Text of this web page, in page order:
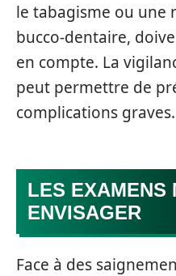
le tabagisme ou une
bucco-dentaire,
en compte. La
peut permettre de
complications graves.
LES EXAMENS
ENVISAGER
Face à des